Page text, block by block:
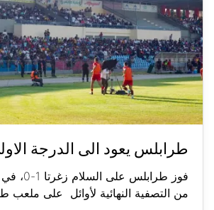
طرابلس يعود الى الدرجة
فوز طرابلس
من التصفية النهائية لأوائل على ملعب